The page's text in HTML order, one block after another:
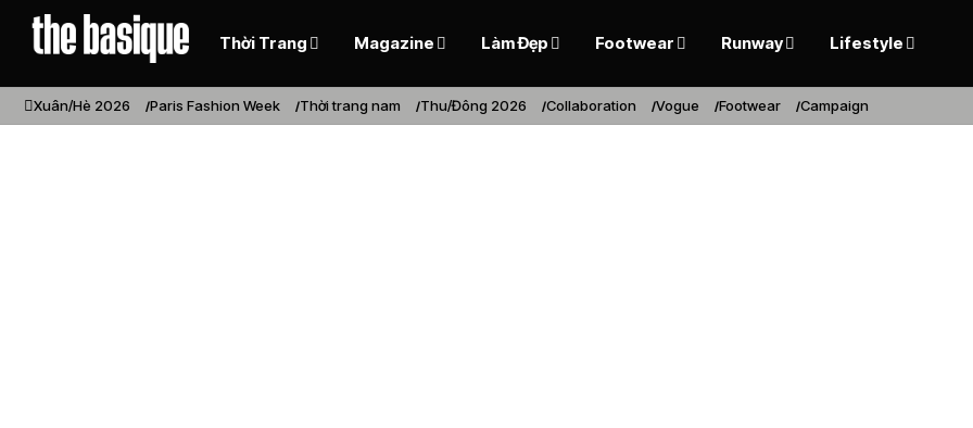
Thời Trang Magazine Làm Đẹp Footwear Runway Lifestyle
Xuân/Hè 2026 Paris Fashion Week Thời trang nam Thu/Đông 2026 Collaboration Vogue Footwear Campaign